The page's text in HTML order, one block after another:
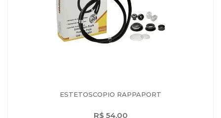
ESTETOSCOPIO RAPPAPORT
R$ 54,00